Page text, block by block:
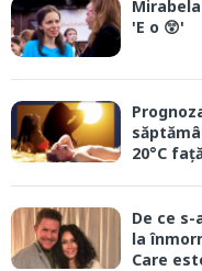
'E o 😲'
20°C
De ce
la
Care